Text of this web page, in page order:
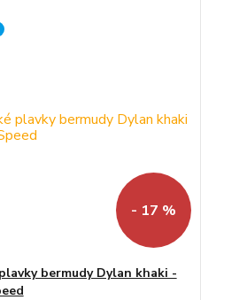
- 17 %
bermudy Dylan khaki -